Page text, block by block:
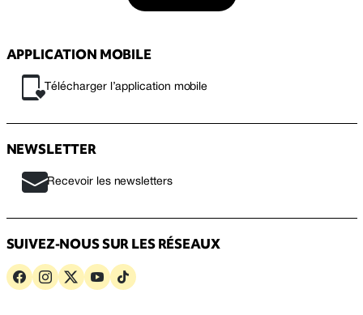
APPLICATION MOBILE
Télécharger l’application mobile
NEWSLETTER
Recevoir les newsletters
SUIVEZ-NOUS SUR LES RÉSEAUX